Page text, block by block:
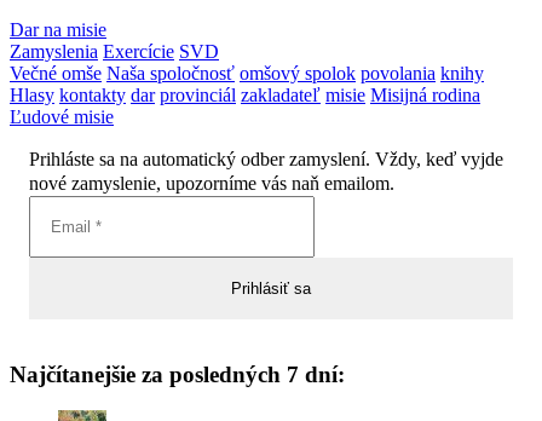
Dar na misie
Zamyslenia Exercície SVD
Večné omše Naša spoločnosť omšový spolok povolania knihy
Hlasy kontakty dar provinciál zakladateľ misie Misijná rodina
Ľudové misie
Prihláste sa na automatický odber zamyslení. Vždy, keď vyjde
nové zamyslenie, upozorníme vás naň emailom.
Najčítanejšie za posledných 7 dní: